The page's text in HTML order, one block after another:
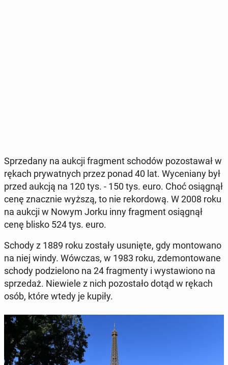
Sprze­da­ny na aukcji frag­ment schodów po­zo­sta­wał w
rękach pry­wat­nych przez ponad 40 lat. Wy­ce­nia­ny był
przed aukcją na 120 tys. - 150 tys. euro. Choć osią­gnął
cenę znacz­nie wyższą, to nie re­kor­do­wą. W 2008 roku
na aukcji w Nowym Jorku inny frag­ment osią­gnął
cenę blisko 524 tys. euro.
Schody z 1889 roku zostały usu­nię­te, gdy mon­to­wa­no
na niej windy. Wówczas, w 1983 roku, zde­mon­to­wa­ne
schody po­dzie­lo­no na 24 frag­men­ty i wy­sta­wio­no na
sprze­daż. Nie­wie­le z nich po­zo­sta­ło dotąd w rękach
osób, które wtedy je kupiły.